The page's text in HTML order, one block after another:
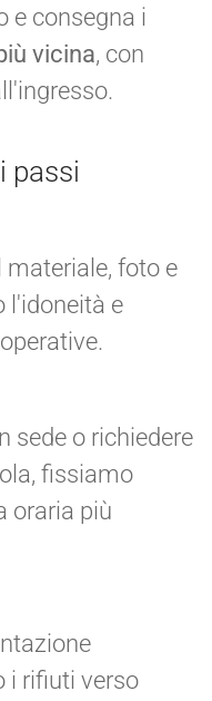
e consegna i
vicina, con
passi
materiale, foto e
l'idoneità e
sede o richiedere
fissiamo
oraria più
i rifiuti verso